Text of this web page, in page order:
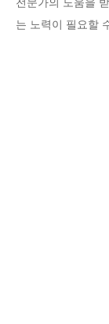
전문가의 도움을
는 노력이 필요할